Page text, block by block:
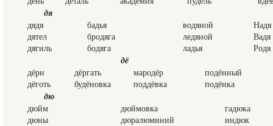
дя
дядя
дятел
дягиль
бадья
бродяга
бодяга
водяной
ледяной
ладья
Надя
Вадя
Родя
дё
дёрн дёргать мародёр
подённый
дёготь
будёновка поддёвка подёнка
дю
дюйм дюймовка
гадюка
дюны
дюралюминий индюк